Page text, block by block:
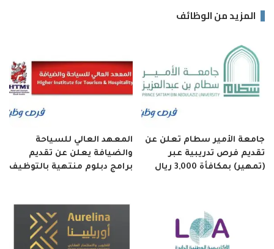
المزيد من الوظائف
جامعة الأمير سطام تعلن عن
تقديم فرص تدريبية عبر
(تمهير) بمكافأة 3,000 ريال
المعهد العالي للسياحة
والضيافة يعلن عن تقديم
برامج دبلوم منتهية بالتوظيف